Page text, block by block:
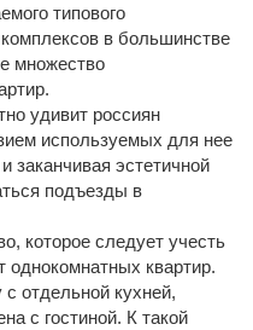
типового
в большинстве
множество
удивит россиян
используемых для нее
заканчивая эстетичной
подъезды в
которое следует учесть
однокомнатных квартир.
отдельной кухней,
с гостиной. К такой